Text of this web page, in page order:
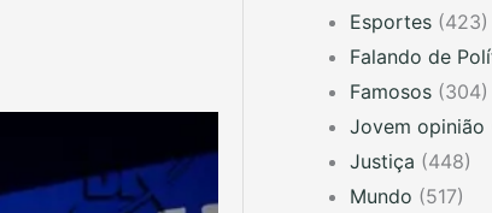
Esportes (423)
Falando de
Famosos (304)
Jovem opinião
Justiça (448)
Mundo (517)